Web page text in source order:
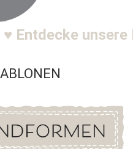
Entdecke unsere